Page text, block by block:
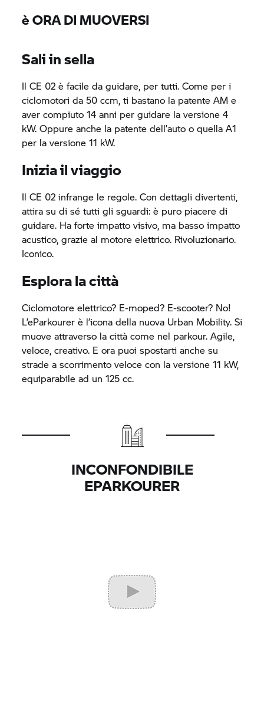
è ORA DI MUOVERSI
Sali in sella
IlCE 02 è facile da guidare, per tutti. Come per i
ciclomotori da 50 ccm, ti bastano la patente AM e
aver compiuto 14 anni per guidare la versione 4
kW. Oppure anche la patente dell’auto o quella A1
per la versione 11 kW.
Inizia il viaggio
IlCE 02 infrange le regole. Con dettagli divertenti,
attira su di sé tutti gli sguardi: è puro piacere di
guidare. Ha forte impatto visivo, ma basso impatto
acustico, grazie al motore elettrico. Rivoluzionario.
Iconico.
Esplora la città
Ciclomotore elettrico? E-moped? E-scooter? No!
L’eParkourer è l’icona della nuova Urban Mobility. Si
muove attraverso la città come nel parkour. Agile,
veloce, creativo. E ora puoi spostarti anche su
strade a scorrimento veloce con la versione 11 kW,
equiparabile ad un 125 cc.
INCONFONDIBILE
EPARKOURER